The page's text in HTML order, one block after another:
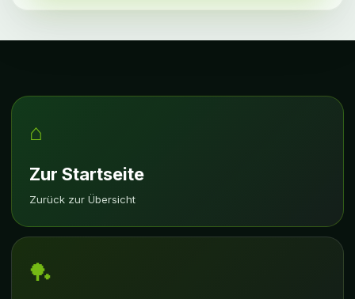
⌂
Zur Startseite
Zurück zur Übersicht
🏓